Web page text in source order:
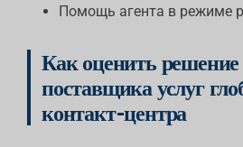
Помощь агента в режиме
Как оценить
поставщика услуг
контакт-центра